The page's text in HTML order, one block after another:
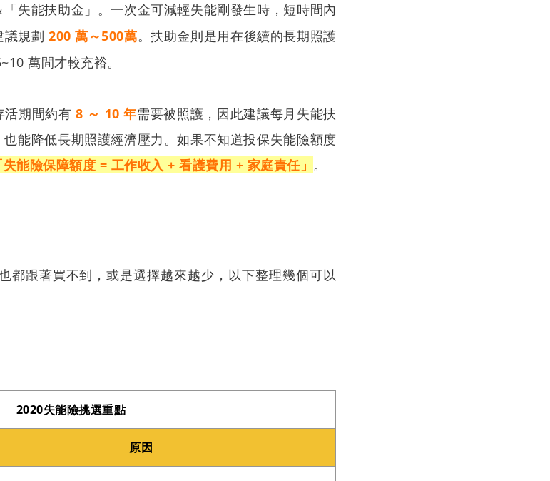
失能扶助金」。一次金可減輕失能剛發生時，短時間內
議規劃200 萬～500萬。扶助金則是用在後續的長期照護
萬間才較充裕。
活期間約有8 ～ 10 年需要被照護，因此建議每月失能扶
能降低長期照護經濟壓力。如果不知道投保失能險額度
失能險保障額度 = 工作收入 + 看護費用 + 家庭責任」 。
都跟著買不到，或是選擇越來越少，以下整理幾個可以
2020失能險挑選重點
原因